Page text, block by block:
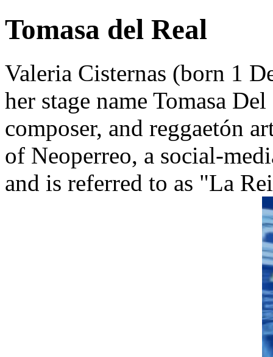
Tomasa del Real
Valeria Cisternas (born 1
her stage name Tomasa
composer, and reggaetón
of Neoperreo, a social-
and is referred to as "La